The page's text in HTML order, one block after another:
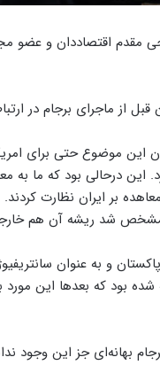
مقدم اقتصاددان و عضو
از ماجرای برجام در
این موضوع حتی برای
این درحالی بود که ما
بر ایران نظارت
مشخص شد ریشه آن هم
و به عنوان
شده بود که بعدها این مورد
بهانه‌ای جز این وجود